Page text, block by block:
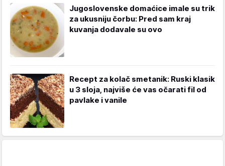
Jugoslovenske domaćice imale su trik
za ukusniju čorbu: Pred sam kraj
kuvanja dodavale su ovo
Recept za kolač smetanik: Ruski klasik
u 3 sloja, najviše će vas očarati fil od
pavlake i vanile